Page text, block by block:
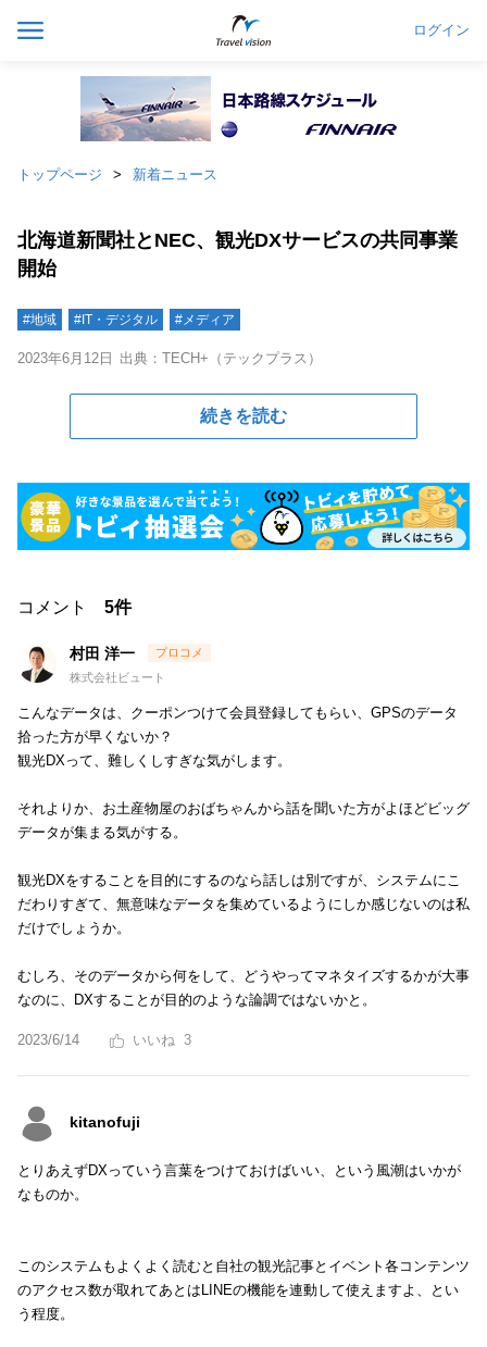
ログイン
トップページ 新着ニュース
北海道新聞社とNEC、観光DXサービスの共同事業
開始
#地域 #IT・デジタル #メディア
2023年6月12日 出典：TECH+（テックプラス）
続きを読む
コメント 5件
村田 洋一
株式会社ビュート
こんなデータは、クーポンつけて会員登録してもらい、GPSのデータ
拾った方が早くないか？
観光DXって、難しくしすぎな気がします。
それよりか、お土産物屋のおばちゃんから話を聞いた方がよほどビッグ
データが集まる気がする。
観光DXをすることを目的にするのなら話しは別ですが、システムにこ
だわりすぎて、無意味なデータを集めているようにしか感じないのは私
だけでしょうか。
むしろ、そのデータから何をして、どうやってマネタイズするかが大事
なのに、DXすることが目的のような論調ではないかと。
2023/6/14 3
kitanofuji
とりあえずDXっていう言葉をつけておけばいい、という風潮はいかが
なものか。
このシステムもよくよく読むと自社の観光記事とイベント各コンテンツ
のアクセス数が取れてあとはLINEの機能を連動して使えますよ、とい
う程度。